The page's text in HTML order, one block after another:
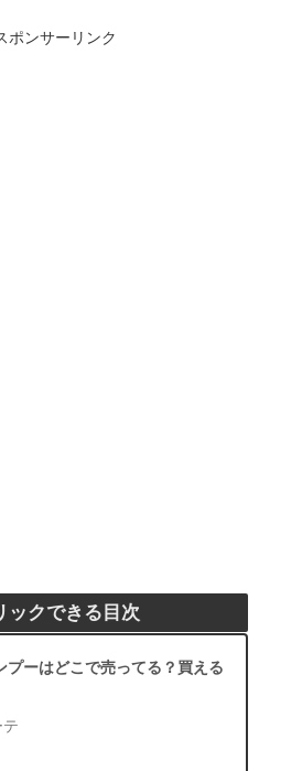
ポンサーリンク
ックできる目次
プーはどこで売ってる？買える
テ